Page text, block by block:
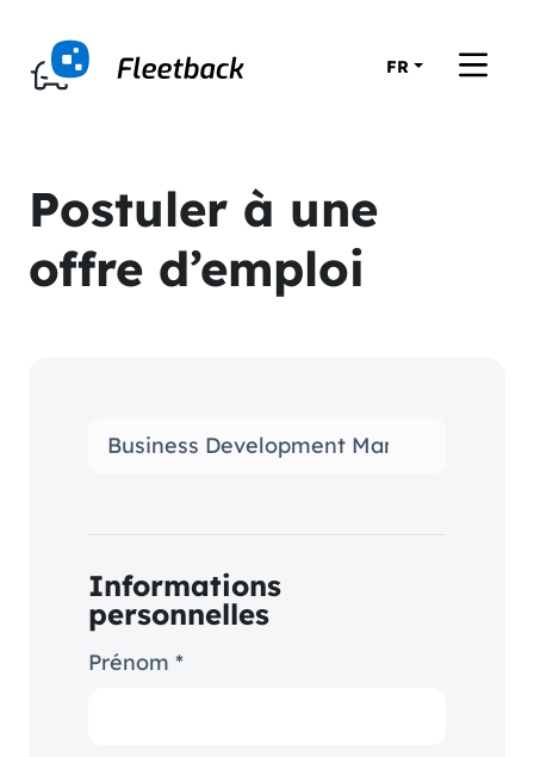
FR
Postuler à une
offre d’emploi
Informations
personnelles
Prénom *